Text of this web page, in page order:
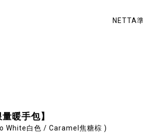
NETTA
量暖手包】
White白色 / Caramel焦糖棕 )